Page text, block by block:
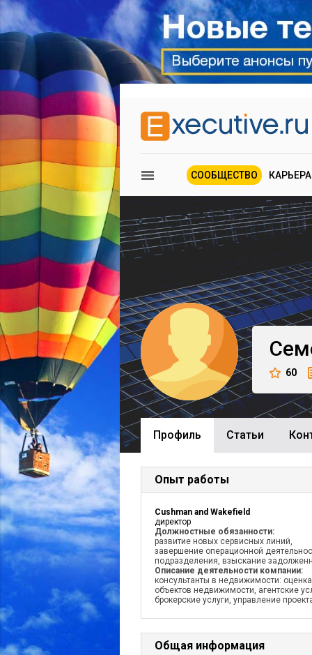
СООБЩЕСТВО КАРЬЕРА
60
Профиль Cтатьи
Опыт работы
Cushman and Wakefield
директор
Должностные обязанности:
развитие новых сервисных линий,
завершение операционной
подразделения, взыскание
Описание деятельности компании:
консультанты в недвижимости: оценка
объектов недвижимости, агентские
брокерские услуги, управление
Общая информация